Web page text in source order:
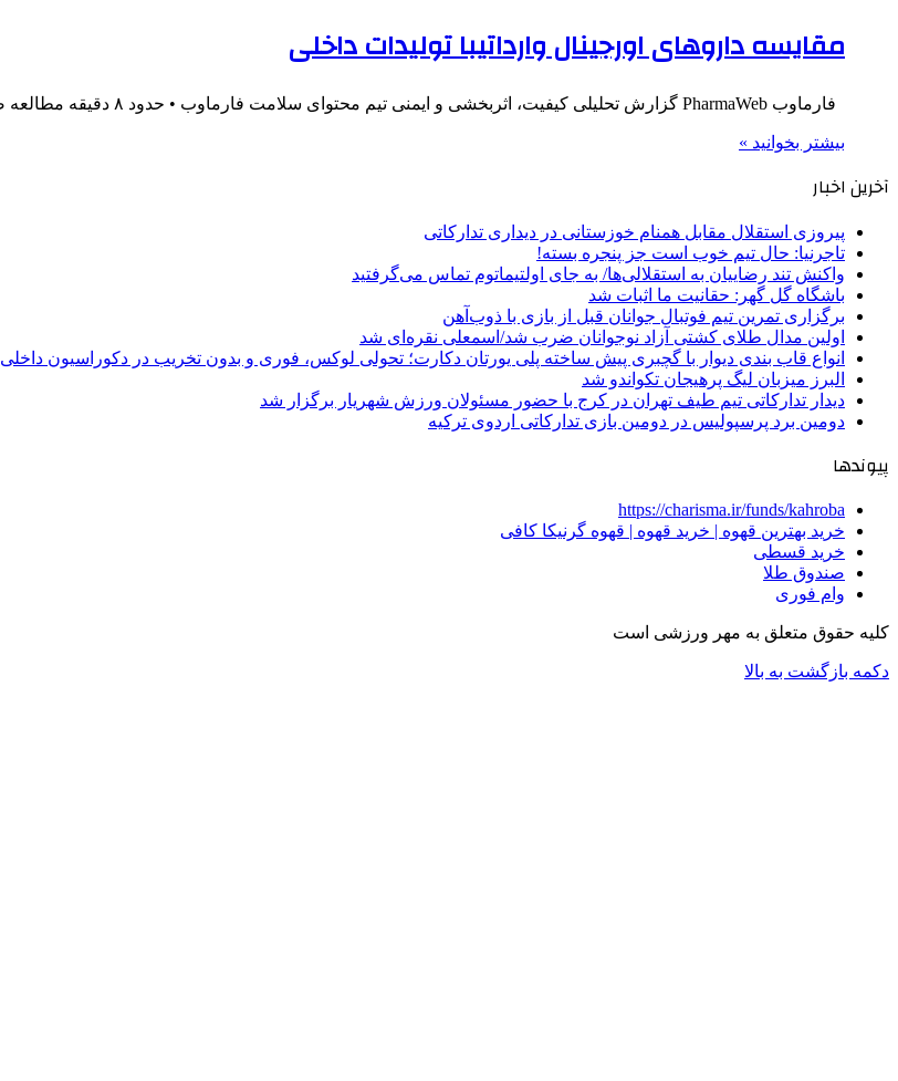
مقایسه داروهای اورجینال وارداتیبا تولیدات داخلی
فارماوب PharmaWeb گزارش تحلیلی کیفیت، اثربخشی و ایمنی تیم محتوای سلامت فارماوب • حدود ۸ دقیقه مطالعه ضمانت اصالت…
بیشتر بخوانید »
آخرین اخبار
پیروزی استقلال مقابل همنام خوزستانی در دیداری تدارکاتی
تاجرنیا: حال تیم خوب است جز پنجره بسته!
واکنش تند رضاییان به استقلالی‌ها/ به جای اولتیماتوم تماس می‌گرفتید
باشگاه گل گهر: حقانیت ما اثبات شد
برگزاری تمرین تیم فوتبال جوانان قبل از بازی با ذوب‌آهن
اولین مدال طلای کشتی آزاد نوجوانان ضرب شد/اسمعلی نقره‌ای شد
انواع قاب بندی دیوار با گچبری پیش ساخته پلی یورتان دکارت؛ تحولی لوکس، فوری و بدون تخریب در دکوراسیون داخلی
البرز میزبان لیگ پرهیجان تکواندو شد
دیدار تدارکاتی تیم طیف تهران در کرج با حضور مسئولان ورزش شهریار برگزار شد
دومین برد پرسپولیس در دومین بازی تدارکاتی اردوی ترکیه
پیوندها
https://charisma.ir/funds/kahroba
خرید بهترین قهوه | خرید قهوه | قهوه گرنیکا کافی
خرید قسطی
صندوق طلا
وام فوری
کلیه حقوق متعلق به مهر ورزشی است
دکمه بازگشت به بالا